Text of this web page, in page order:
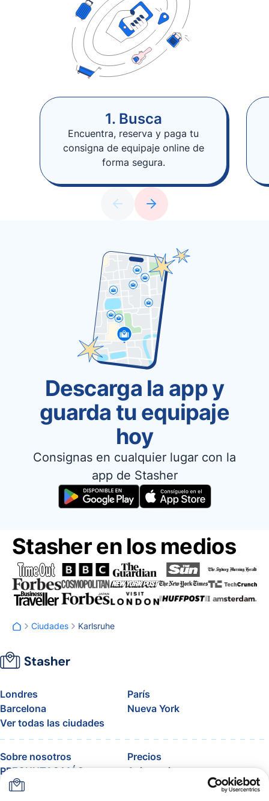
1. Busca
Encuentra, reserva y paga tu
consigna de equipaje online de
forma segura.
Descarga la app y
guarda tu equipaje
hoy
Consignas en cualquier lugar con la
app de Stasher
Stasher en los medios
Ciudades Karlsruhe
Londres
París
Barcelona
Nueva York
Ver todas las ciudades
Sobre nosotros
Precios
PREGUNTAS MÁS
FRECUENTES
Asistencia